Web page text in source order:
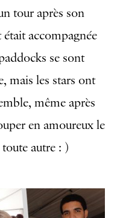
tour après son
accompagnée
se sont
mais les stars ont
même après
en amoureux le
autre : )